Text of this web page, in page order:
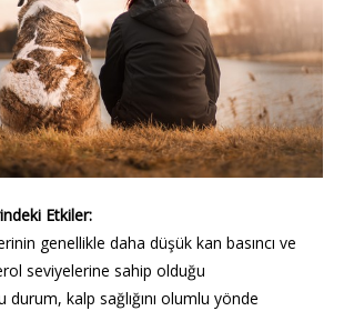
Etkiler:
genellikle daha düşük kan basıncı ve
seviyelerine sahip olduğu
kalp sağlığını olumlu yönde